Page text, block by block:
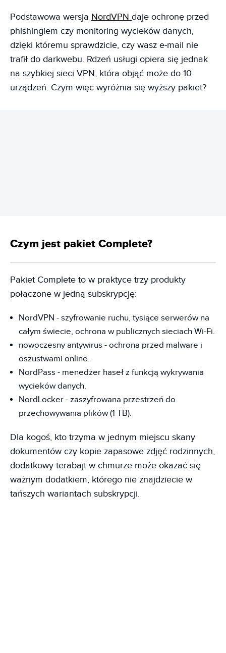
Podstawowa wersja NordVPN daje ochronę przed
phishingiem czy monitoring wycieków danych,
dzięki któremu sprawdzicie, czy wasz e-mail nie
trafił do darkwebu. Rdzeń usługi opiera się jednak
na szybkiej sieci VPN, która objąć może do 10
urządzeń. Czym więc wyróżnia się wyższy pakiet?
Czym jest pakiet Complete?
Pakiet Complete to w praktyce trzy produkty
połączone w jedną subskrypcję:
NordVPN - szyfrowanie ruchu, tysiące serwerów na
całym świecie, ochrona w publicznych sieciach Wi-Fi.
nowoczesny antywirus - ochrona przed malware i
oszustwami online.
NordPass - menedżer haseł z funkcją wykrywania
wycieków danych.
NordLocker - zaszyfrowana przestrzeń do
przechowywania plików (1 TB).
Dla kogoś, kto trzyma w jednym miejscu skany
dokumentów czy kopie zapasowe zdjęć rodzinnych,
dodatkowy terabajt w chmurze może okazać się
ważnym dodatkiem, którego nie znajdziecie w
tańszych wariantach subskrypcji.